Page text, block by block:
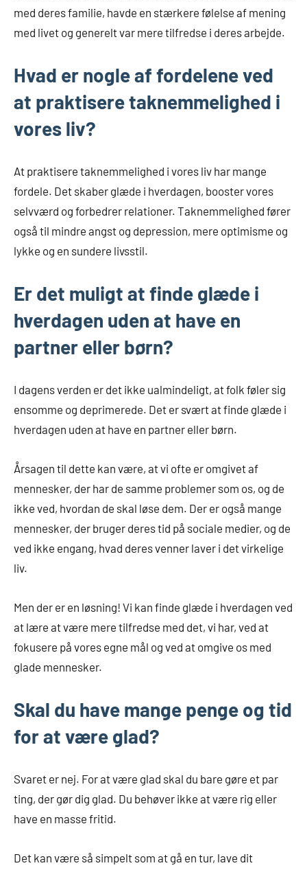
med deres familie, havde en stærkere følelse af mening
med livet og generelt var mere tilfredse i deres arbejde.
Hvad er nogle af fordelene ved
at praktisere taknemmelighed i
vores liv?
At praktisere taknemmelighed i vores liv har mange
fordele. Det skaber glæde i hverdagen, booster vores
selvværd og forbedrer relationer. Taknemmelighed fører
også til mindre angst og depression, mere optimisme og
lykke og en sundere livsstil.
Er det muligt at finde glæde i
hverdagen uden at have en
partner eller børn?
I dagens verden er det ikke ualmindeligt, at folk føler sig
ensomme og deprimerede. Det er svært at finde glæde i
hverdagen uden at have en partner eller børn.
Årsagen til dette kan være, at vi ofte er omgivet af
mennesker, der har de samme problemer som os, og de
ikke ved, hvordan de skal løse dem. Der er også mange
mennesker, der bruger deres tid på sociale medier, og de
ved ikke engang, hvad deres venner laver i det virkelige
liv.
Men der er en løsning! Vi kan finde glæde i hverdagen ved
at lære at være mere tilfredse med det, vi har, ved at
fokusere på vores egne mål og ved at omgive os med
glade mennesker.
Skal du have mange penge og tid
for at være glad?
Svaret er nej. For at være glad skal du bare gøre et par
ting, der gør dig glad. Du behøver ikke at være rig eller
have en masse fritid.
Det kan være så simpelt som at gå en tur, lave dit